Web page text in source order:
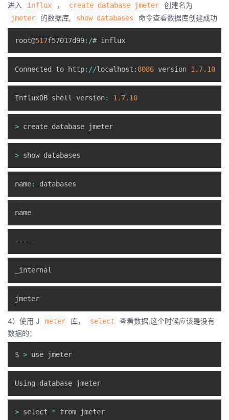
进入 influx ， create database jmeter 创建名为
jmeter 的数据库, show databases 命令查看数据库创建成功
root@517f57017d99: /
Connected to http: //localhost : 8086 version 1.7.10
InfluxDB shell version: 1.7.10
>
>
name:
-- --
4）使用 J meter 库， select
查看数据,这个时候应该是没有
数据的：
$ >
> select *